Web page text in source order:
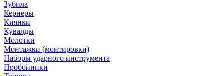
Зубила
Кернеры
Киянки
Кувалды
Молотки
Монтажки (монтировки)
Наборы ударного инструмента
Пробойники